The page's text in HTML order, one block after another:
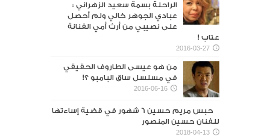
الراحلة بسمة سعيد الزهراني :
عبادي الجوهر خالي ولم أحصل
على نصيبي من أرث أمي الفنانة
عتاب !
2016-03-27
من هو عيسى الطاروف الحقيقي
في مسلسل ساق البامبو ؟!
2016-06-16
حبس مريم حسين 6 شهور في قضية إساءتها
للفنان حسين المنصور‎
2018-04-13